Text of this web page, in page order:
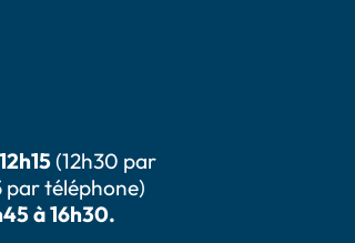
(12h30 par
par téléphone)
à 16h30.